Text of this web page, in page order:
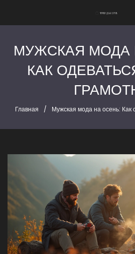
МУЖСКАЯ МОДА
КАК
Главная Мужская мода на осень: Как